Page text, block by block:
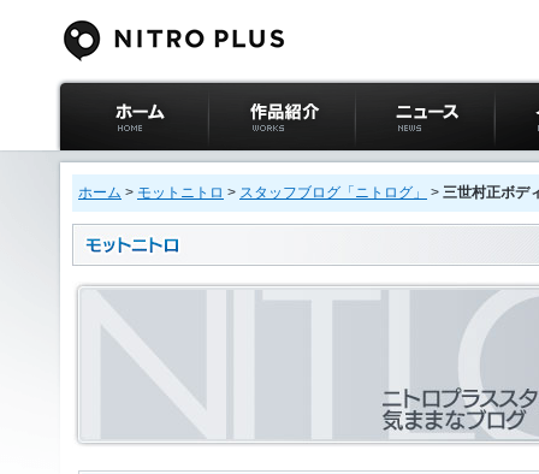
ニトロプラス公式
サイト ホーム
作品紹介 ニュース イベ
ホーム > モットニトロ > スタッフブログ「ニトログ」 > 三世村正ボデ